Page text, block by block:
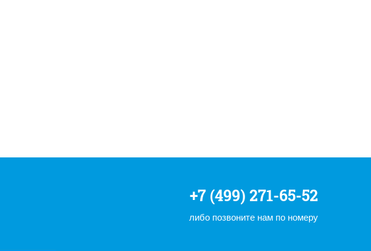
+7 (499) 271-65-52
либо позвоните нам по номеру